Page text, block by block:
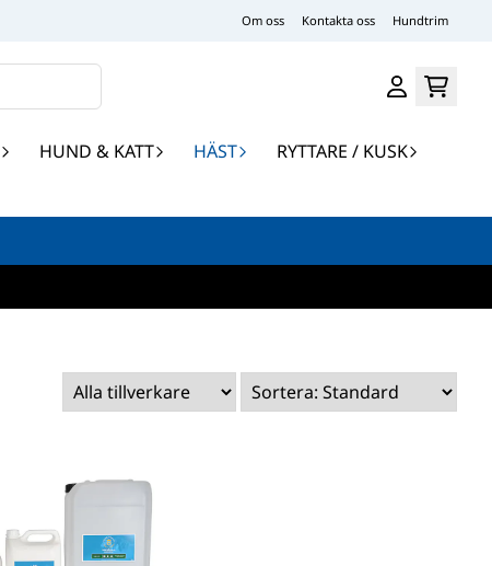
Om oss Kontakta oss Hundtrim
HUND & KATT HÄST
RYTTARE / KUSK